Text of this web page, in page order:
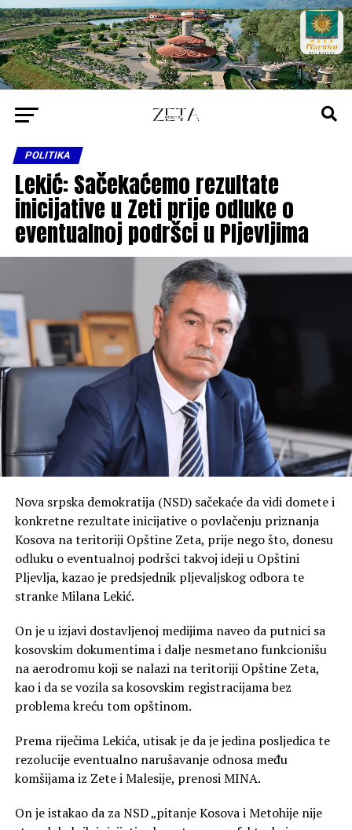
POLITIKA
Lekić: Sačekaćemo rezultate
inicijative u Zeti prije odluke o
eventualnoj podršci u Pljevljima
Nova srpska demokratija (NSD) sačekaće da vidi domete i
konkretne rezultate inicijative o povlačenju priznanja
Kosova na teritoriji Opštine Zeta, prije nego što, donesu
odluku o eventualnoj podršci takvoj ideji u Opštini
Pljevlja, kazao je predsjednik pljevaljskog odbora te
stranke Milana Lekić.
On je u izjavi dostavljenoj medijima naveo da putnici sa
kosovskim dokumentima i dalje nesmetano funkcionišu
na aerodromu koji se nalazi na teritoriji Opštine Zeta,
kao i da se vozila sa kosovskim registracijama bez
problema kreću tom opštinom.
Prema riječima Lekića, utisak je da je jedina posljedica te
rezolucije eventualno narušavanje odnosa među
komšijama iz Zete i Malesije, prenosi MINA.
On je istakao da za NSD „pitanje Kosova i Metohije nije